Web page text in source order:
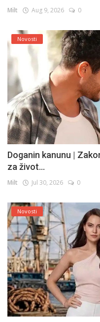
Milt Aug 9, 2026 0
Novosti
Doganin kanunu |
za život...
Milt Jul 30, 2026 0
Novosti